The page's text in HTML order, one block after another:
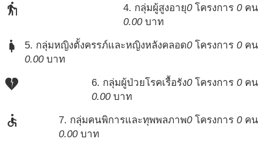
elderly 4. กลุ่มผู้สูงอายุ0โครงการ 0คน
0.00บาท
pregnant_woman 5. กลุ่มหญิงตั้งครรภ์และหญิงหลังคลอด0โครงการ 0คน
0.00บาท
heart_broken 6. กลุ่มผู้ป่วยโรคเรื้อรัง0โครงการ 0คน
0.00บาท
accessible 7. กลุ่มคนพิการและทุพพลภาพ0โครงการ 0คน
0.00บาท